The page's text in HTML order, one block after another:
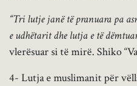
“Tri lutje janë të pranuara pa
e udhëtarit dhe lutja e të
vlerësuar si të mirë. Shiko
4- Lutja e muslimanit për